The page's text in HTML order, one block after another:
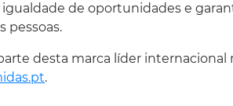
de oportunidades e
pessoas.
desta marca líder internacional
.